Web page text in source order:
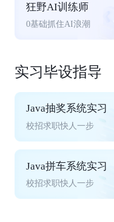
狂野AI训练师
0基础抓住AI浪潮
实习毕设指导
Java抽奖系统实习
校招求职快人一步
Java拼车系统实习
校招求职快人一步